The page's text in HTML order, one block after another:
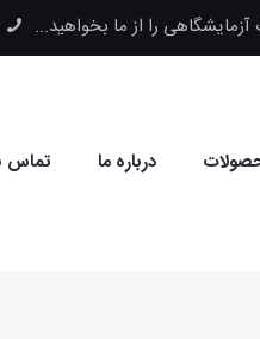
آزمایشگاهی را از ما بخواهید...
درباره ما تماس